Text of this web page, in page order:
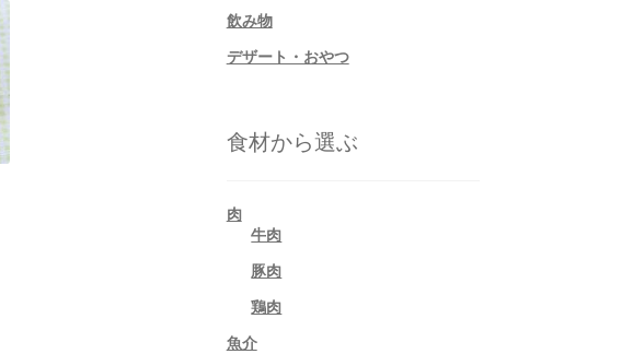
飲み物
デザート・おやつ
食材から選ぶ
肉
牛肉
豚肉
鶏肉
魚介